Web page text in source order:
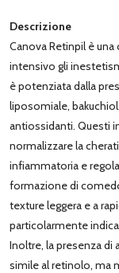
Descrizione
Canova Retinpil è
intensivo gli
è potenziata dalla
liposomiale,
antiossidanti. Questi
normalizzare la
infiammatoria e
formazione di
texture leggera e a
particolarmente
Inoltre, la presenza di
simile al retinolo, ma